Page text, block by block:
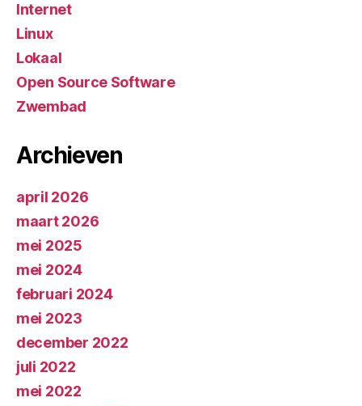
Internet
Linux
Lokaal
Open Source Software
Zwembad
Archieven
april 2026
maart 2026
mei 2025
mei 2024
februari 2024
mei 2023
december 2022
juli 2022
mei 2022